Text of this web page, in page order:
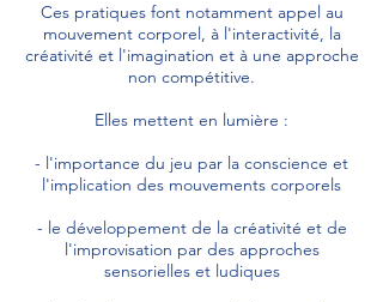
Ces pratiques font notamment appel au
mouvement corporel, à l'interactivité, la
créativité et l'imagination et à une approche
non compétitive.
Elles mettent en lumière :
- l'importance du jeu par la conscience et
l'implication des mouvements corporels
- le développement de la créativité et de
l'improvisation par des approches
sensorielles et ludiques